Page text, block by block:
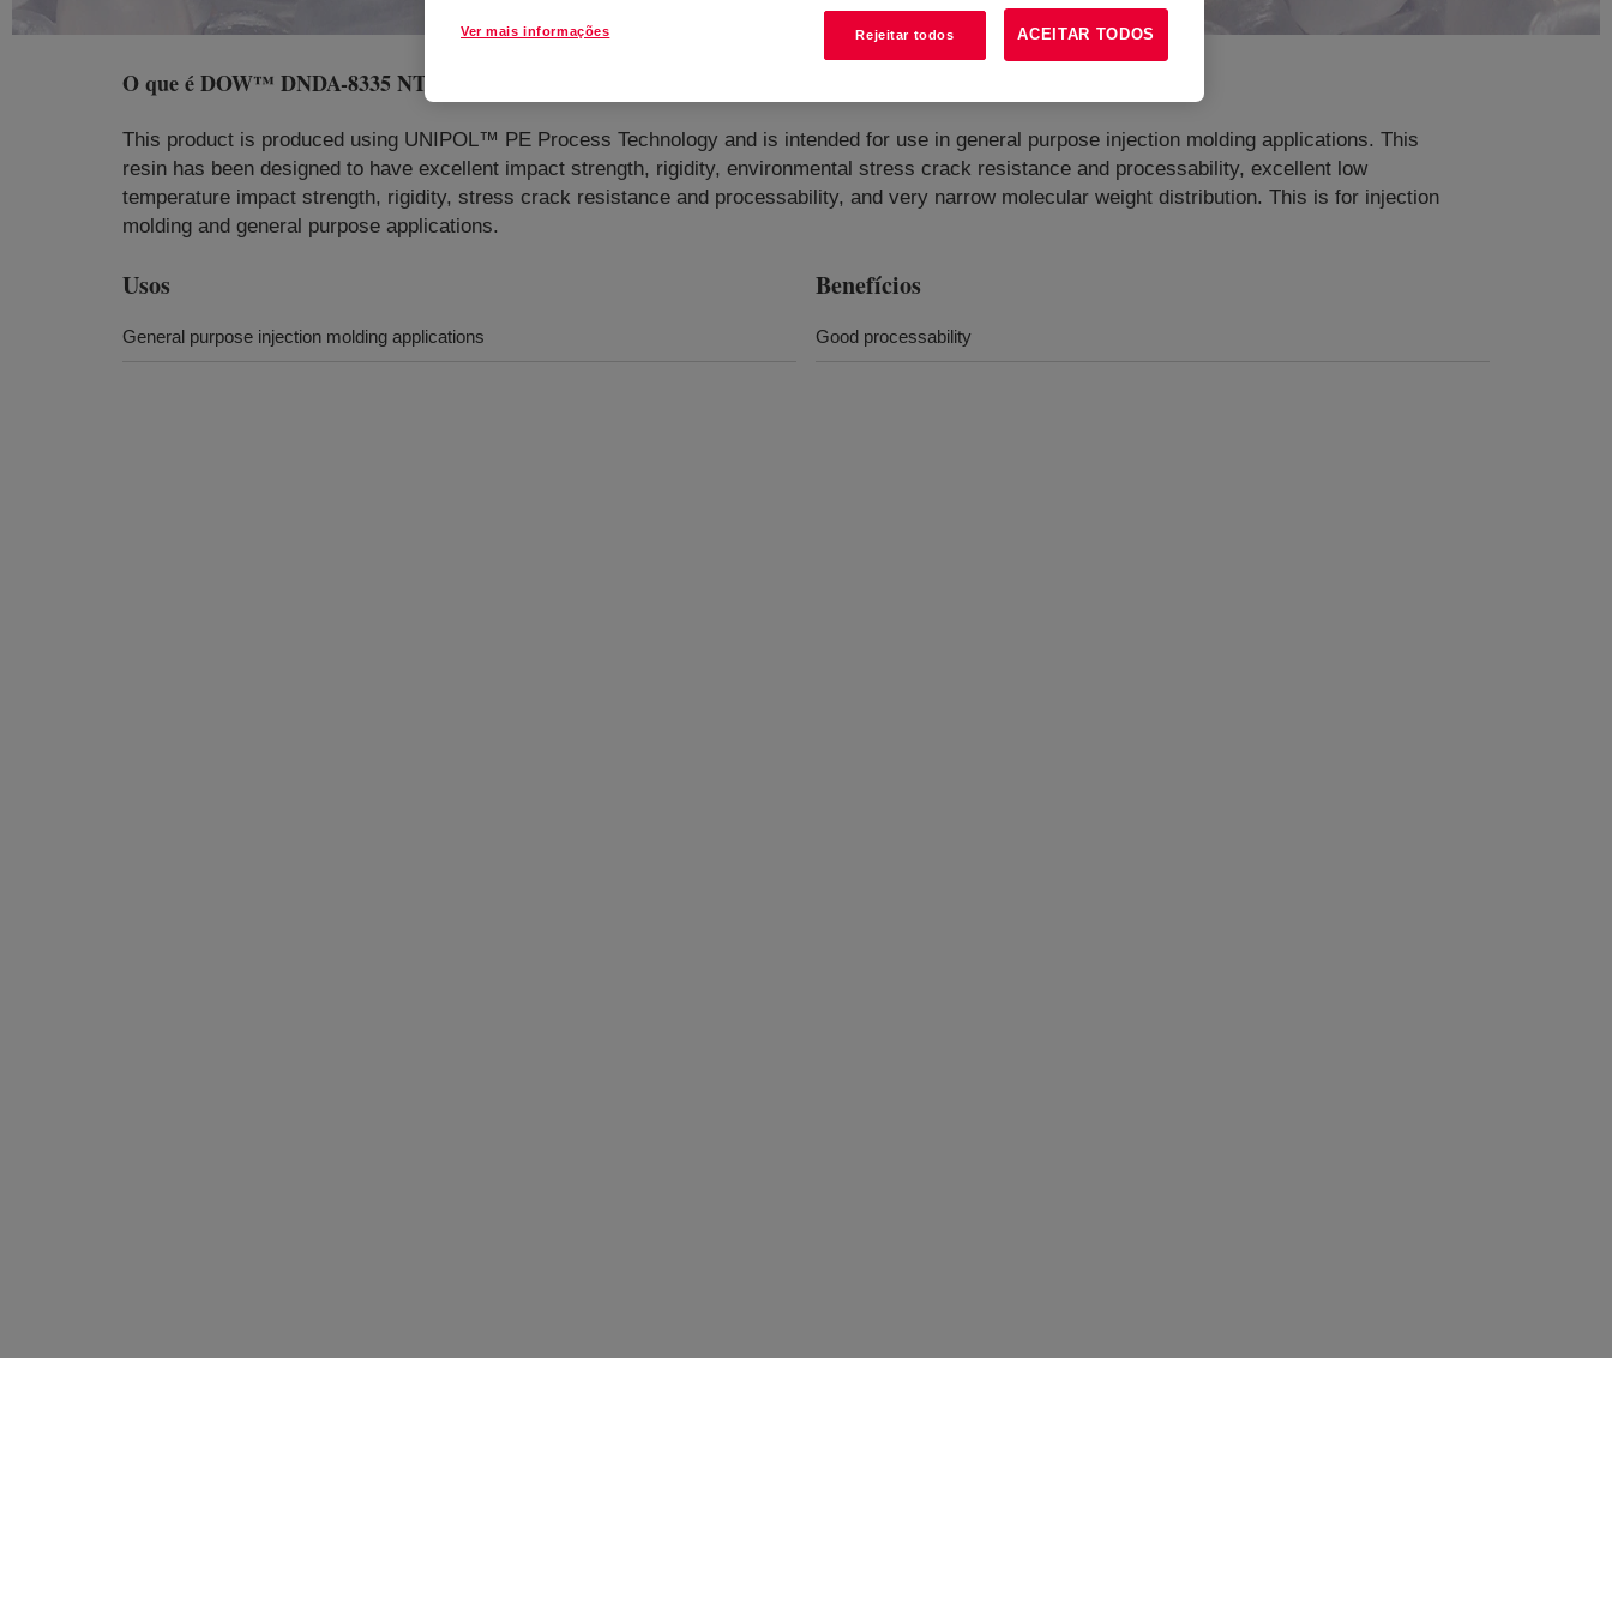
O que éDOW™ DNDA-8335 NT 7 Linear Low Density Polyethylene Resin
This product is produced using UNIPOL™ PE Process Technology and is intended for use in general purpose injection molding applications. This
resin has been designed to have excellent impact strength, rigidity, environmental stress crack resistance and processability, excellent low
temperature impact strength, rigidity, stress crack resistance and processability, and very narrow molecular weight distribution. This is for injection
molding and general purpose applications.
Usos
General purpose injection molding applications
Benefícios
Good processability
Ver mais informações Rejeitar todos ACEITAR TODOS